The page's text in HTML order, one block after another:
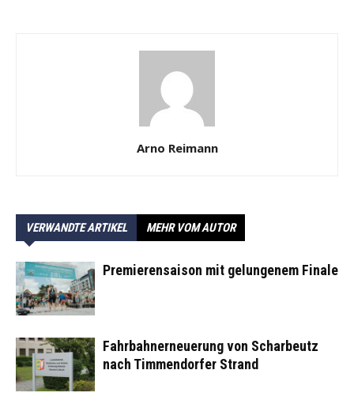
Arno Reimann
VERWANDTE ARTIKEL MEHR VOM AUTOR
Premierensaison mit gelungenem Finale
Fahrbahnerneuerung von Scharbeutz
nach Timmendorfer Strand